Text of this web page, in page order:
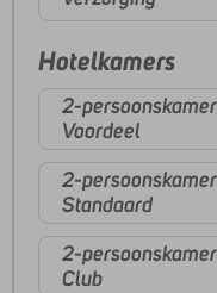
Hotelkamers
2-persoonskamer
Voordeel
2-persoonskamer
Standaard
2-persoonskamer
Club